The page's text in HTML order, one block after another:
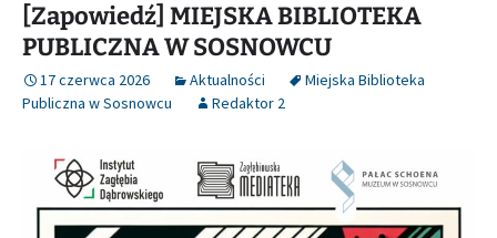
[Zapowiedź] MIEJSKA BIBLIOTEKA
PUBLICZNA W SOSNOWCU
17 czerwca 2026 Aktualności
Miejska Biblioteka
Publiczna w Sosnowcu
Redaktor 2